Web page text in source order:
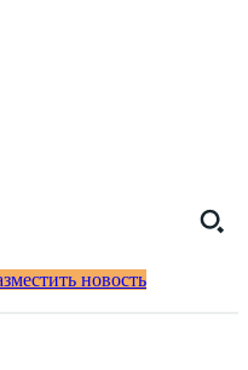
новость